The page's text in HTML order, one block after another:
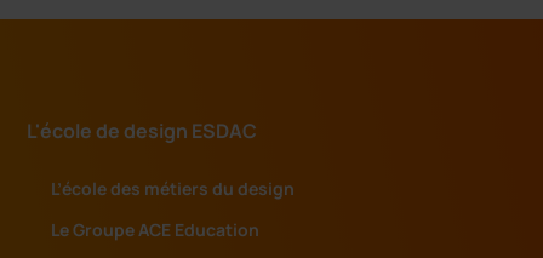
L'école de design ESDAC
L’école des métiers du design
Le Groupe ACE Education